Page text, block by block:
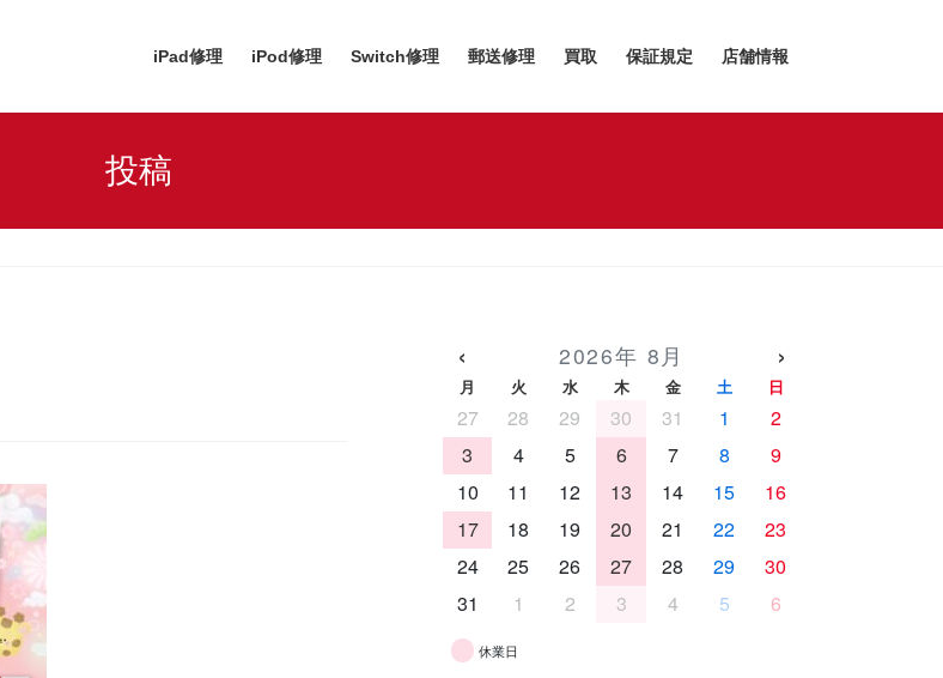
iPad修理 iPod修理 Switch修理 郵送修理 買取 保証規定 店舗情報
投稿
‹ 2026年 8月 ›
月 火 水 木 金 土 日
27 28 29 30 31 1
2
3
4 5 6 7 8
9
10
11 12 13 14 15
16
17
18 19 20 21 22
23
24
25 26 27 28 29
30
31
1 2 3 4 5 6
休業日